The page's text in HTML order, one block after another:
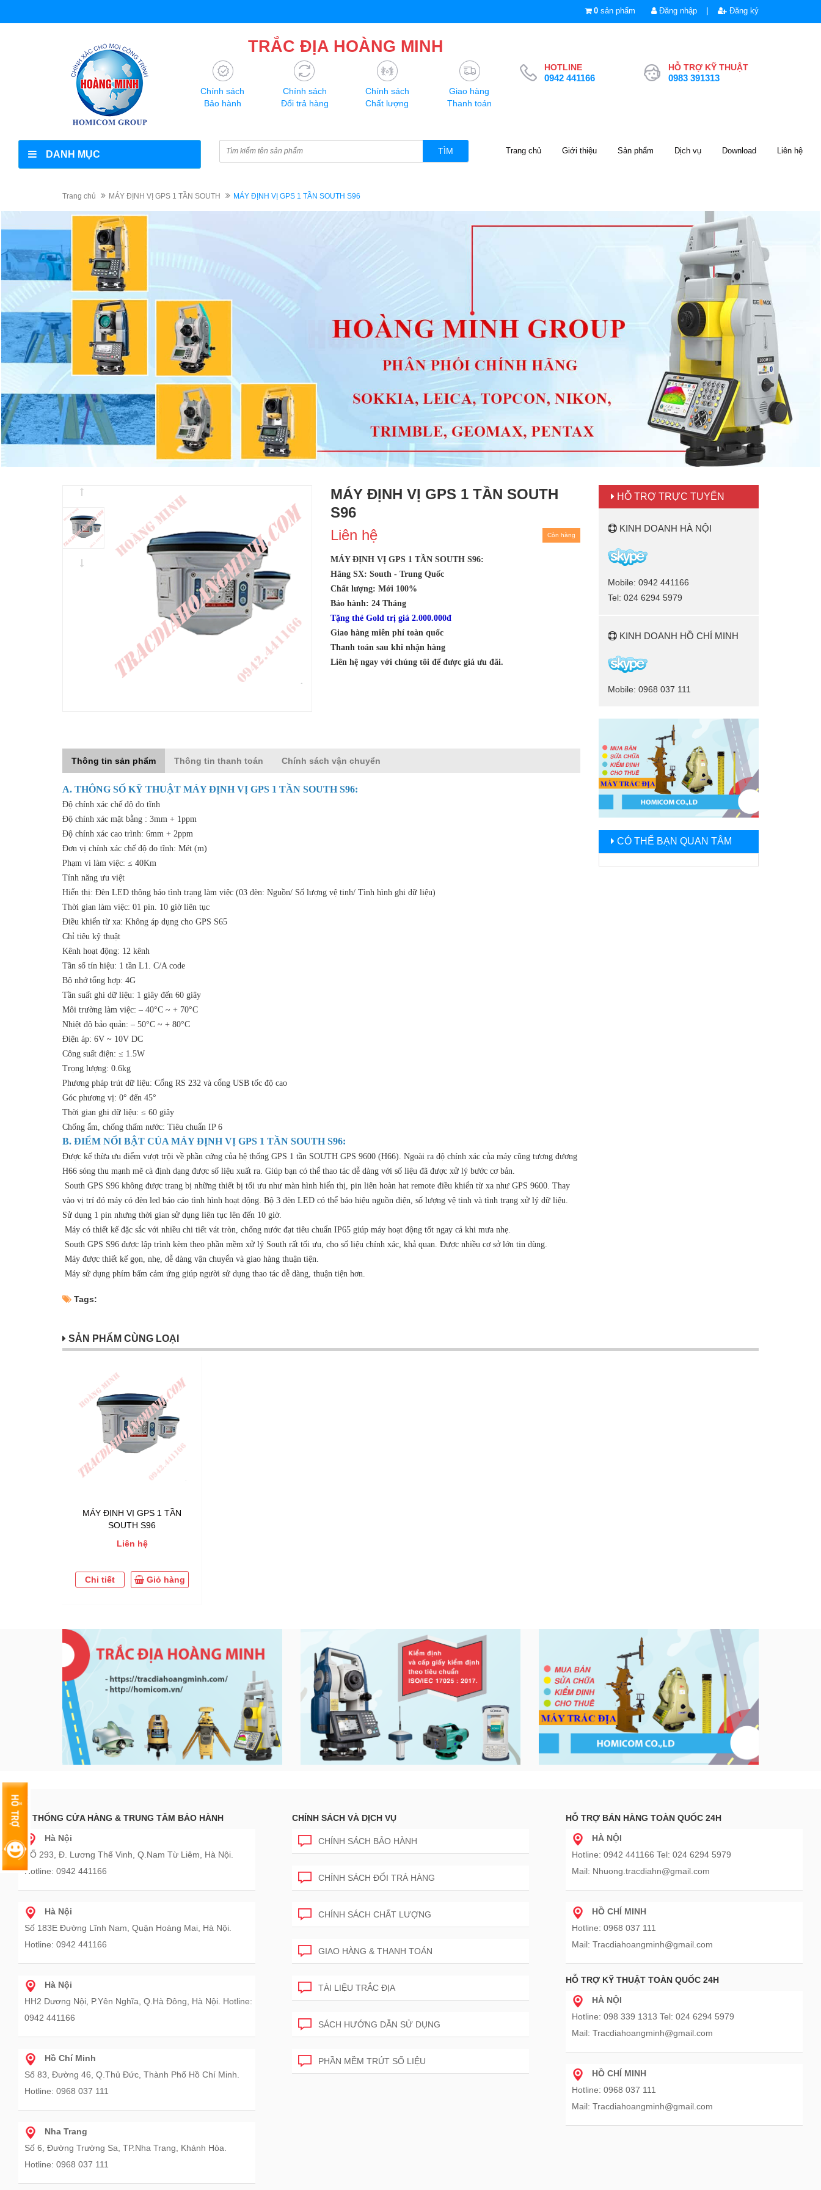
0 sản phẩm Đăng nhập | Đăng ký
TRẮC ĐỊA HOÀNG MINH
Chính sách
Bảo hành
Chính sách
Đổi trả hàng
Chính sách
Chất lượng
Giao hàng
Thanh toán
HOTLINE
0942 441166
HỖ TRỢ KỸ THUẬT
0983 391313
DANH MỤC TÌM Trang chủ Giới thiệu Sản phẩm Dịch vụ Download Liên hệ
Trang chủ MÁY ĐỊNH VỊ GPS 1 TẦN SOUTH MÁY ĐỊNH VỊ GPS 1 TẦN SOUTH S96
MÁY ĐỊNH VỊ GPS 1 TẦN SOUTH
S96
Liên hệ
Còn hàng
MÁY ĐỊNH VỊ GPS 1 TẦN SOUTH S96:
Hãng SX: South - Trung Quốc
Chất lượng: Mới 100%
Bảo hành: 24 Tháng
Tặng thẻ Gold trị giá 2.000.000đ
Giao hàng miễn phí toàn quốc
Thanh toán sau khi nhận hàng
Liên hệ ngay với chúng tôi để được giá ưu đãi.
Thông tin sản phẩm Thông tin thanh toán Chính sách vận chuyển
A. THÔNG SỐ KỸ THUẬT MÁY ĐỊNH VỊ GPS 1 TẦN SOUTH S96:
Độ chính xác chế độ đo tĩnh
Độ chính xác mặt bằng : 3mm + 1ppm
Độ chính xác cao trình: 6mm + 2ppm
Đơn vị chính xác chế độ đo tĩnh: Mét (m)
Phạm vi làm việc: ≤ 40Km
Tính năng ưu việt
Hiển thị: Đèn LED thông báo tình trạng làm việc (03 đèn: Nguồn/ Số lượng vệ tinh/ Tình hình ghi dữ liệu)
Thời gian làm việc: 01 pin. 10 giờ liên tục
Điều khiển từ xa: Không áp dụng cho GPS S65
Chỉ tiêu kỹ thuật
Kênh hoạt động: 12 kênh
Tần số tín hiệu: 1 tần L1. C/A code
Bộ nhớ tổng hợp: 4G
Tần suất ghi dữ liệu: 1 giây đến 60 giây
Môi trường làm việc: – 40°C ~ + 70°C
Nhiệt độ bảo quản: – 50°C ~ + 80°C
Điện áp: 6V ~ 10V DC
Công suất điện: ≤ 1.5W
Trọng lượng: 0.6kg
Phương pháp trút dữ liệu: Cổng RS 232 và cổng USB tốc độ cao
Góc phương vị: 0° đến 45°
Thời gian ghi dữ liệu: ≤ 60 giây
Chống ẩm, chống thấm nước: Tiêu chuẩn IP 6
B. ĐIỂM NỔI BẬT CỦA MÁY ĐỊNH VỊ GPS 1 TẦN SOUTH S96:
Được kế thừa ưu điểm vượt trội về phần cứng của hệ thống GPS 1 tần SOUTH GPS 9600 (H66). Ngoài ra độ chính xác của máy cũng tương đương
H66 sóng thu mạnh mẽ cà định dạng được số liệu xuất ra. Giúp bạn có thể thao tác dễ dàng với số liệu đã được xử lý bước cơ bản.
South GPS S96 không được trang bị những thiết bị tối ưu như màn hình hiển thị, pin liên hoàn hat remote điều khiển từ xa như GPS 9600. Thay
vào vị trí đó máy có đèn led báo cáo tình hình hoạt động. Bộ 3 đèn LED có thể báo hiệu nguồn điện, số lượng vệ tinh và tình trạng xử lý dữ liệu.
Sử dụng 1 pin nhưng thời gian sử dụng liên tục lên đến 10 giờ.
Máy có thiết kế đặc sắc với nhiều chi tiết vát tròn, chống nước đạt tiêu chuẩn IP65 giúp máy hoạt động tốt ngay cả khi mưa nhẹ.
South GPS S96 được lập trình kèm theo phần mềm xử lý South rất tối ưu, cho số liệu chính xác, khả quan. Được nhiều cơ sở lớn tin dùng.
Máy được thiết kế gọn, nhẹ, dễ dàng vận chuyển và giao hàng thuận tiện.
Máy sử dụng phím bấm cảm ứng giúp người sử dụng thao tác dễ dàng, thuận tiện hơn.
Tags:
HỖ TRỢ TRỰC TUYẾN
KINH DOANH HÀ NỘI
Mobile: 0942 441166
Tel: 024 6294 5979
KINH DOANH HỒ CHÍ MINH
Mobile: 0968 037 111
CÓ THỂ BẠN QUAN TÂM
SẢN PHẨM CÙNG LOẠI
MÁY ĐỊNH VỊ GPS 1 TẦN
SOUTH S96
Liên hệ
Chi tiết Giỏ hàng
HỆ THỐNG CỬA HÀNG & TRUNG TÂM BẢO HÀNH
Hà Nội
SỐ 293, Đ. Lương Thế Vinh, Q.Nam Từ Liêm, Hà Nội.
Hotline: 0942 441166
Hà Nội
Số 183E Đường Lĩnh Nam, Quận Hoàng Mai, Hà Nội.
Hotline: 0942 441166
Hà Nội
HH2 Dương Nội, P.Yên Nghĩa, Q.Hà Đông, Hà Nội. Hotline:
0942 441166
Hồ Chí Minh
Số 83, Đường 46, Q.Thủ Đức, Thành Phố Hồ Chí Minh.
Hotline: 0968 037 111
Nha Trang
Số 6, Đường Trường Sa, TP.Nha Trang, Khánh Hòa.
Hotline: 0968 037 111
CHÍNH SÁCH VÀ DỊCH VỤ
CHÍNH SÁCH BẢO HÀNH
CHÍNH SÁCH ĐỔI TRẢ HÀNG
CHÍNH SÁCH CHẤT LƯỢNG
GIAO HÀNG & THANH TOÁN
TÀI LIỆU TRẮC ĐỊA
SÁCH HƯỚNG DẪN SỬ DỤNG
PHẦN MỀM TRÚT SỐ LIỆU
HỖ TRỢ BÁN HÀNG TOÀN QUỐC 24H
HÀ NỘI
Hotline: 0942 441166 Tel: 024 6294 5979
Mail: Nhuong.tracdiahn@gmail.com
HỒ CHÍ MINH
Hotline: 0968 037 111
Mail: Tracdiahoangminh@gmail.com
HỖ TRỢ KỸ THUẬT TOÀN QUỐC 24H
HÀ NỘI
Hotline: 098 339 1313 Tel: 024 6294 5979
Mail: Tracdiahoangminh@gmail.com
HỒ CHÍ MINH
Hotline: 0968 037 111
Mail: Tracdiahoangminh@gmail.com